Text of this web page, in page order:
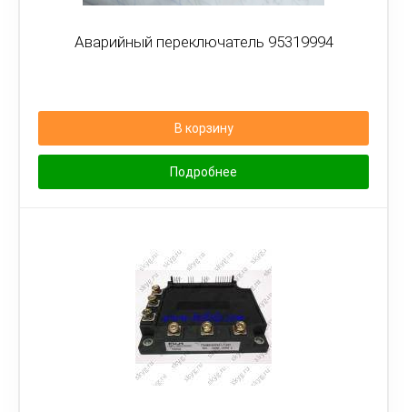
Аварийный переключатель 95319994
В корзину
Подробнее